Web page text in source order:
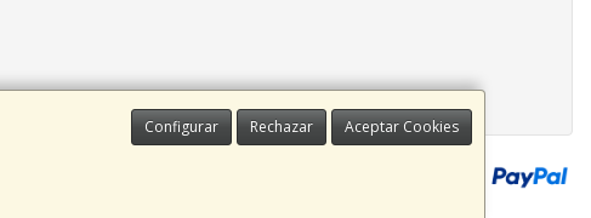
Configurar Rechazar Aceptar Cookies